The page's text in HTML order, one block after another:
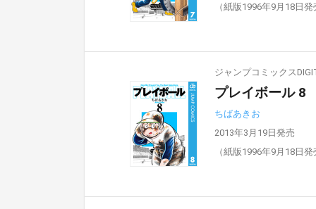
（紙版1996年9月18日発
ジャンプコミックス
プレイボール 8
ちばあきお
2013年3月19日発売
（紙版1996年9月18日発